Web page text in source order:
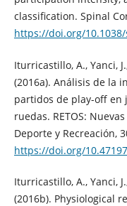
classification. Spinal
https://doi.org/10.1038/
Iturricastillo, A., Yanci,
(2016a). Análisis de la
partidos de play-off en
ruedas. RETOS:
Deporte y Recreación,
https://doi.org/
Iturricastillo, A., Yanci,
(2016b). Physiological